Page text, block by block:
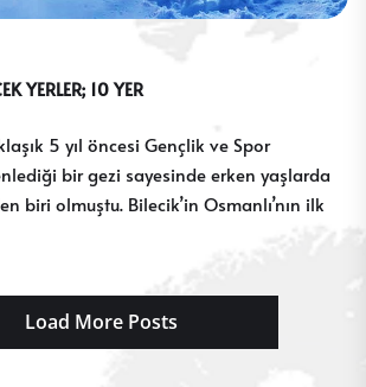
YERLER; 10 YER
5 yıl öncesi Gençlik ve Spor
bir gezi sayesinde erken yaşlarda
biri olmuştu. Bilecik’in Osmanlı’nın ilk
Load More Posts